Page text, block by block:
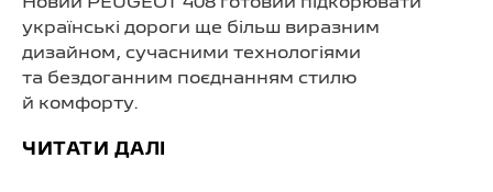
українські дороги ще більш виразним
дизайном, сучасними технологіями
та бездоганним поєднанням стилю
й комфорту.
ЧИТАТИ ДАЛІ